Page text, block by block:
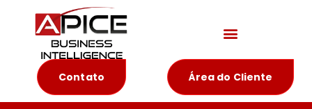
Contato Área do Cliente